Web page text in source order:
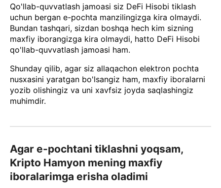
Qo'llab-quvvatlash jamoasi siz DeFi Hisobi tiklash
uchun bergan e-pochta manzilingizga kira olmaydi.
Bundan tashqari, sizdan boshqa hech kim sizning
maxfiy iborangizga kira olmaydi, hatto DeFi Hisobi
qo'llab-quvvatlash jamoasi ham.
Shunday qilib, agar siz allaqachon elektron pochta
nusxasini yaratgan bo'lsangiz ham, maxfiy iboralarni
yozib olishingiz va uni xavfsiz joyda saqlashingiz
muhimdir.
Agar e-pochtani tiklashni yoqsam,
Kripto Hamyon mening maxfiy
iboralarimga erisha oladimi